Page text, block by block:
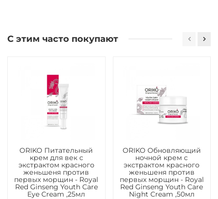
С этим часто покупают
ORIKO Питательный
крем для век с
экстрактом красного
женьшеня против
первых морщин - Royal
Red Ginseng Youth Care
Eye Cream ,25мл
ORIKO Обновляющий
ночной крем с
экстрактом красного
женьшеня против
первых морщин - Royal
Red Ginseng Youth Care
Night Cream ,50мл